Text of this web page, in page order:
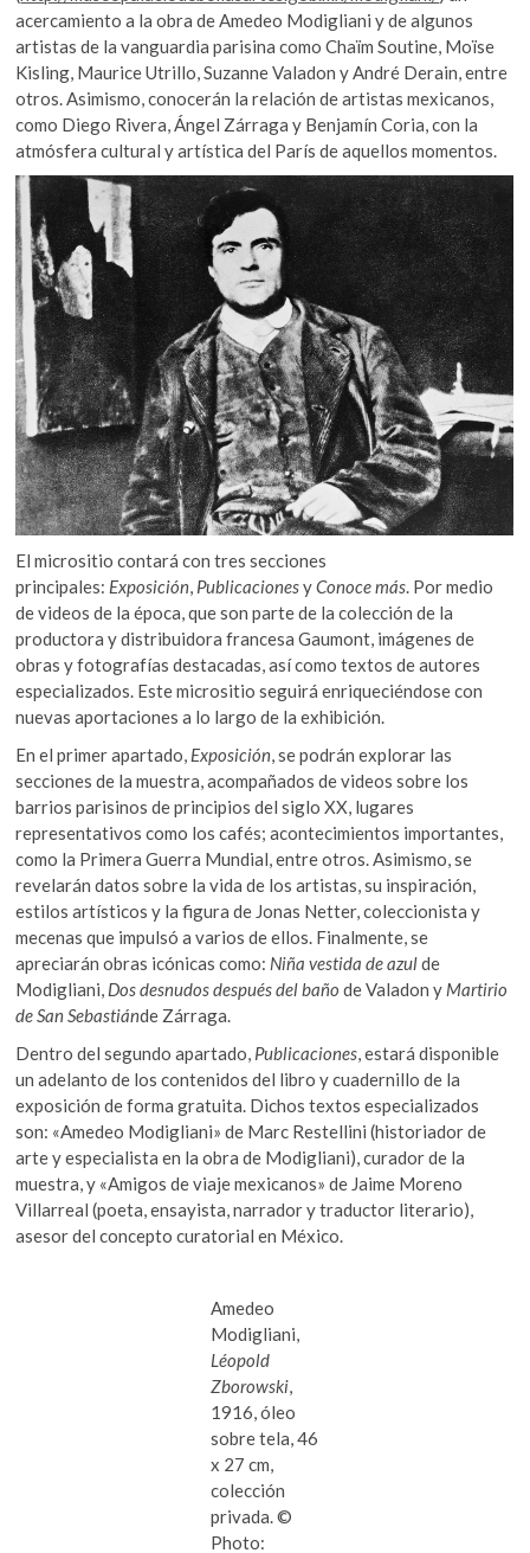
acercamiento a la obra de Amedeo Modigliani y de algunos
artistas de la vanguardia parisina como Chaïm Soutine, Moïse
Kisling, Maurice Utrillo, Suzanne Valadon y André Derain, entre
otros. Asimismo, conocerán la relación de artistas mexicanos,
como Diego Rivera, Ángel Zárraga y Benjamín Coria, con la
atmósfera cultural y artística del París de aquellos momentos.
El micrositio contará con tres secciones
principales: Exposición, PublicacionesyConoce más. Por medio
de videos de la época, que son parte de la colección de la
productora y distribuidora francesa Gaumont, imágenes de
obras y fotografías destacadas, así como textos de autores
especializados. Este micrositio seguirá enriqueciéndose con
nuevas aportaciones a lo largo de la exhibición.
En el primer apartado, Exposición, se podrán explorar las
secciones de la muestra, acompañados de videos sobre los
barrios parisinos de principios del siglo XX, lugares
representativos como los cafés; acontecimientos importantes,
como la Primera Guerra Mundial, entre otros. Asimismo, se
revelarán datos sobre la vida de los artistas, su inspiración,
estilos artísticos y la figura de Jonas Netter, coleccionista y
mecenas que impulsó a varios de ellos. Finalmente, se
apreciarán obras icónicas como: Niña vestida de azulde
Modigliani, Dos desnudos después del bañode Valadon y Martirio
de San Sebastiánde Zárraga.
Dentro del segundo apartado, Publicaciones, estará disponible
un adelanto de los contenidos del libro y cuadernillo de la
exposición de forma gratuita. Dichos textos especializados
son: «Amedeo Modigliani» de Marc Restellini (historiador de
arte y especialista en la obra de Modigliani), curador de la
muestra, y «Amigos de viaje mexicanos» de Jaime Moreno
Villarreal (poeta, ensayista, narrador y traductor literario),
asesor del concepto curatorial en México.
Amedeo
Modigliani,
Léopold
Zborowski,
1916, óleo
sobre tela, 46
x 27 cm,
colección
privada. ©
Photo: